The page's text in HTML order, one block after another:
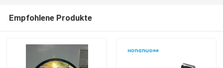
Empfohlene Produkte